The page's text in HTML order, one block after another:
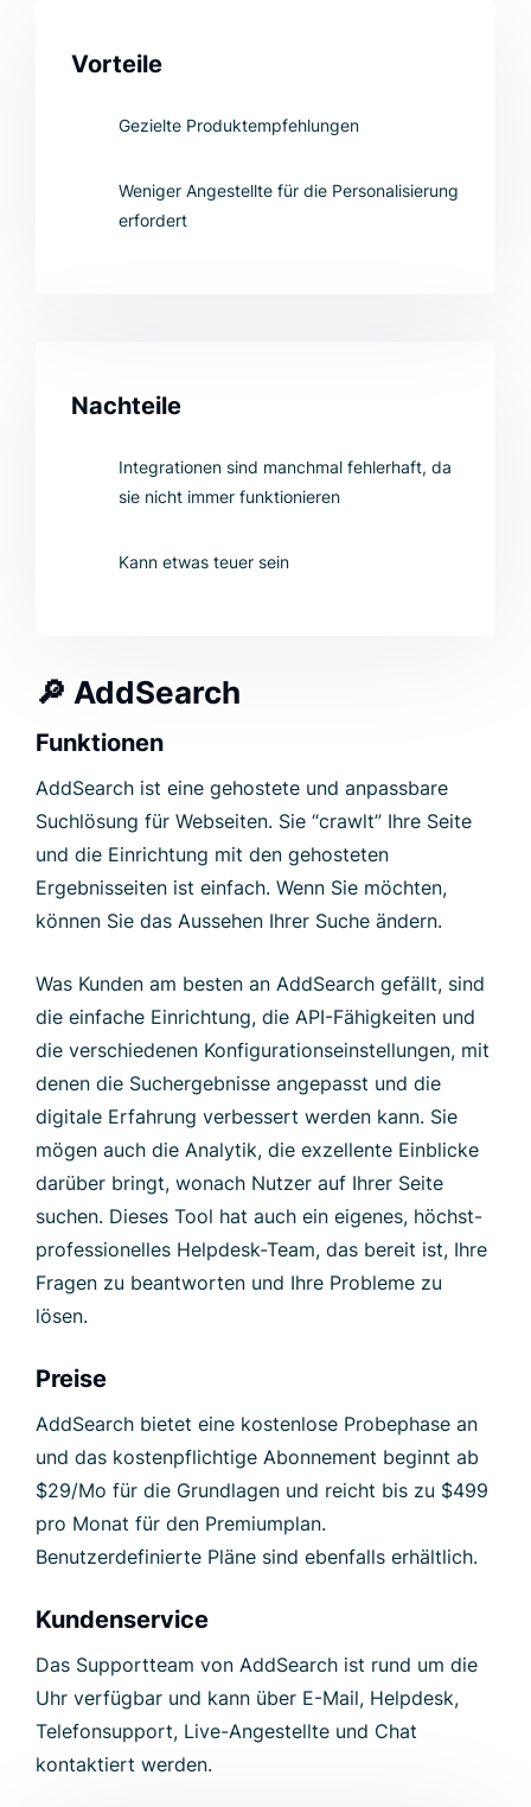
Vorteile
Gezielte Produktempfehlungen
Weniger Angestellte für die Personalisierung
erfordert
Nachteile
Integrationen sind manchmal fehlerhaft, da
sie nicht immer funktionieren
Kann etwas teuer sein
🔎 AddSearch
Funktionen
AddSearch ist eine gehostete und anpassbare
Suchlösung für Webseiten. Sie “crawlt” Ihre Seite
und die Einrichtung mit den gehosteten
Ergebnisseiten ist einfach. Wenn Sie möchten,
können Sie das Aussehen Ihrer Suche ändern.
Was Kunden am besten an AddSearch gefällt, sind
die einfache Einrichtung, die API-Fähigkeiten und
die verschiedenen Konfigurationseinstellungen, mit
denen die Suchergebnisse angepasst und die
digitale Erfahrung verbessert werden kann. Sie
mögen auch die Analytik, die exzellente Einblicke
darüber bringt, wonach Nutzer auf Ihrer Seite
suchen. Dieses Tool hat auch ein eigenes, höchst-
professionelles Helpdesk-Team, das bereit ist, Ihre
Fragen zu beantworten und Ihre Probleme zu
lösen.
Preise
AddSearch bietet eine kostenlose Probephase an
und das kostenpflichtige Abonnement beginnt ab
$29/Mo für die Grundlagen und reicht bis zu $499
pro Monat für den Premiumplan.
Benutzerdefinierte Pläne sind ebenfalls erhältlich.
Kundenservice
Das Supportteam von AddSearch ist rund um die
Uhr verfügbar und kann über E-Mail, Helpdesk,
Telefonsupport, Live-Angestellte und Chat
kontaktiert werden.